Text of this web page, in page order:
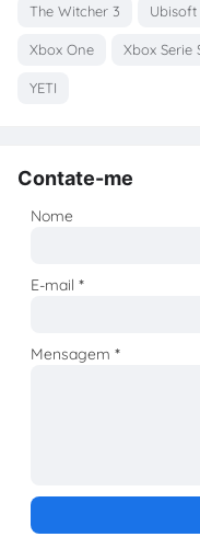
The Witcher 3 Ubisoft
Xbox One Xbox Serie
YETI
Contate-me
Nome
E-mail*
Mensagem*